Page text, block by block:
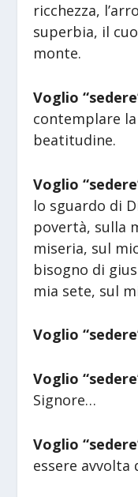
ricchezza,
superbia, il
monte.
Voglio “sedere
contemplare la
beatitudine.
Voglio “sedere
lo sguardo di
povertà, sulla
miseria, sul
bisogno di
mia sete, sul
Voglio
Voglio
Signore…
Voglio “sedere
essere